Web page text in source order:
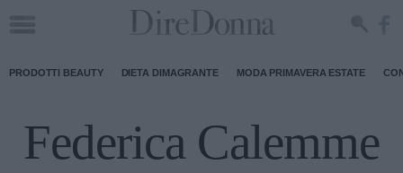
PRODOTTI BEAUTY DIETA DIMAGRANTE MODA PRIMAVERA ESTATE
Federica Calemme